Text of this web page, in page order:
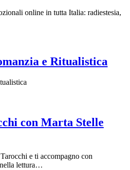
online in tutta Italia: radiestesia,
e Ritualistica
con Marta Stelle
e ti accompagno con
lettura…